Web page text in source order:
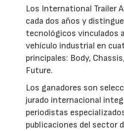
Los International Trailer
cada dos años y
tecnológicos vinculados
vehículo industrial en
principales: Body,
Future.
Los ganadores son
jurado internacional
periodistas
publicaciones del sector